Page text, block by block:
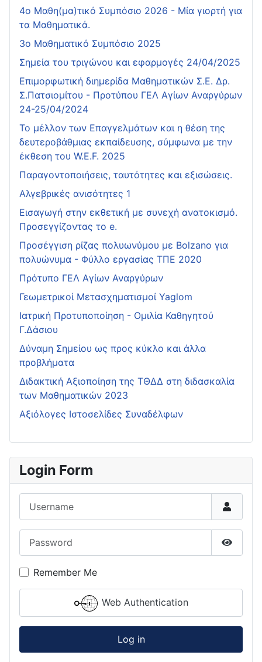
4o Μαθη(μα)τικό Συμπόσιο 2026 - Μία γιορτή για
τα Μαθηματικά.
3ο Μαθηματικό Συμπόσιο 2025
Σημεία του τριγώνου και εφαρμογές 24/04/2025
Επιμορφωτική διημερίδα Μαθηματικών Σ.Ε. Δρ.
Σ.Πατσιομίτου - Προτύπου ΓΕΛ Αγίων Αναργύρων
24-25/04/2024
Το μέλλον των Επαγγελμάτων και η θέση της
δευτεροβάθμιας εκπαίδευσης, σύμφωνα με την
έκθεση του W.E.F. 2025
Παραγοντοποιήσεις, ταυτότητες και εξισώσεις.
Αλγεβρικές ανισότητες 1
Εισαγωγή στην εκθετική με συνεχή ανατοκισμό.
Προσεγγίζοντας το e.
Προσέγγιση ρίζας πολυωνύμου με Bolzano για
πολυώνυμα - Φύλλο εργασίας ΤΠΕ 2020
Πρότυπο ΓΕΛ Αγίων Αναργύρων
Γεωμετρικοί Μετασχηματισμοί Yaglom
Ιατρική Προτυποποίηση - Ομιλία Καθηγητού
Γ.Δάσιου
Δύναμη Σημείου ως προς κύκλο και άλλα
προβλήματα
Διδακτική Αξιοποίηση της ΤΘΔΔ στη διδασκαλία
των Μαθηματικών 2023
Αξιόλογες Ιστοσελίδες Συναδέλφων
Login Form
Show
Remember Me
Web Authentication
Log in